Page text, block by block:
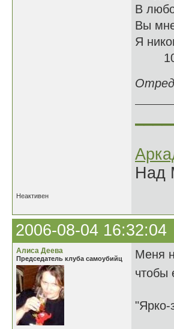
В
Вы
Я
Над
Неактивен
2006-08-04 16:32:04
Алиса Деева
Председатель клуба самоубийц
Меня
чтобы
"Ярко-